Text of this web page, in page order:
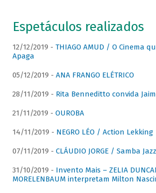
Espetáculos realizados
12/12/2019 - THIAGO AMUD / O Cinema
Apaga
05/12/2019 - ANA FRANGO ELÉTRICO
28/11/2019 - Rita Benneditto convida
21/11/2019 - OUROBA
14/11/2019 - NEGRO LÉO / Action Lekking
07/11/2019 - CLÁUDIO JORGE / Samba
31/10/2019 - Invento Mais – ZELIA
MORELENBAUM interpretam Milton